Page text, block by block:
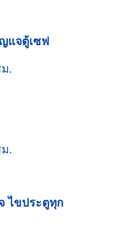
แจตู้เซฟ‎
.
.
ไขประตูทุก